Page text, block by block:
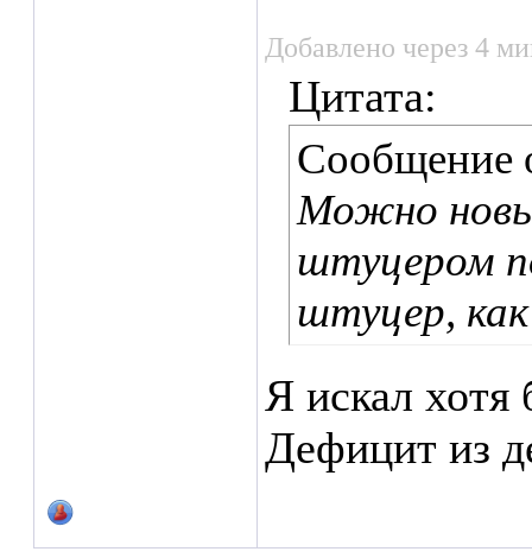
Добавлено через 4
Цитата:
Сообщение
Можно
штуцером
штуцер, как
Я искал
Дефицит из